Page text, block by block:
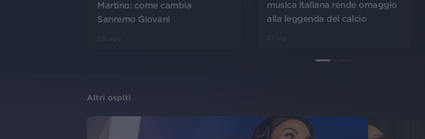
Martino: come cambia
Sanremo Giovani
musica italiana rende omaggio
alla leggenda del calcio
Altri ospiti